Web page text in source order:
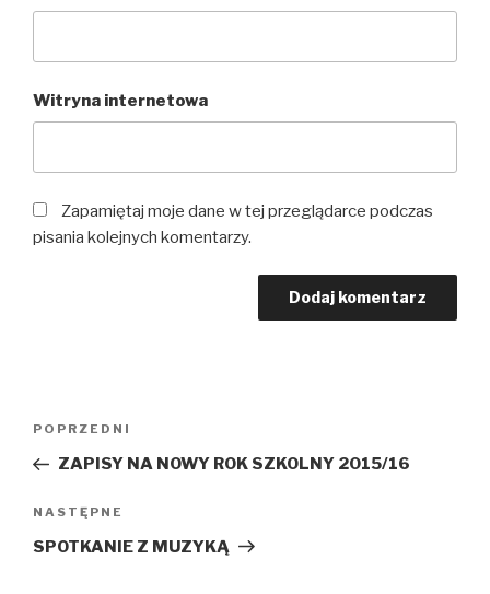
Witryna internetowa
Zapamiętaj moje dane w tej przeglądarce podczas
pisania kolejnych komentarzy.
Poprzedni
wpis
POPRZEDNI
ZAPISY NA NOWY ROK SZKOLNY 2015/16
Następny
wpis
NASTĘPNE
SPOTKANIE Z MUZYKĄ